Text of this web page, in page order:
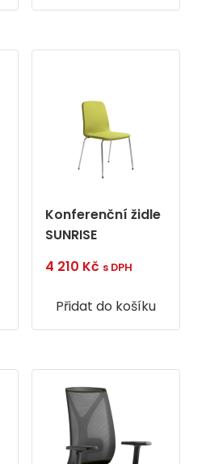
Konferenční židle
SUNRISE
4 210 Kč s DPH
Přidat do košíku